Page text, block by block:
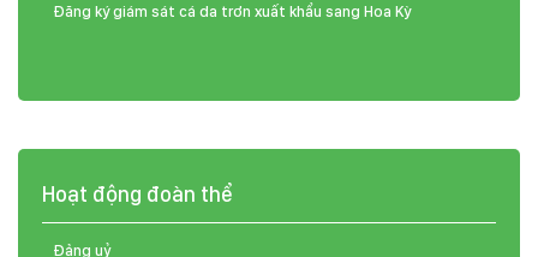
Đăng ký giám sát cá da trơn xuất khẩu sang Hoa Kỳ
Hoạt động đoàn thể
Đảng uỷ